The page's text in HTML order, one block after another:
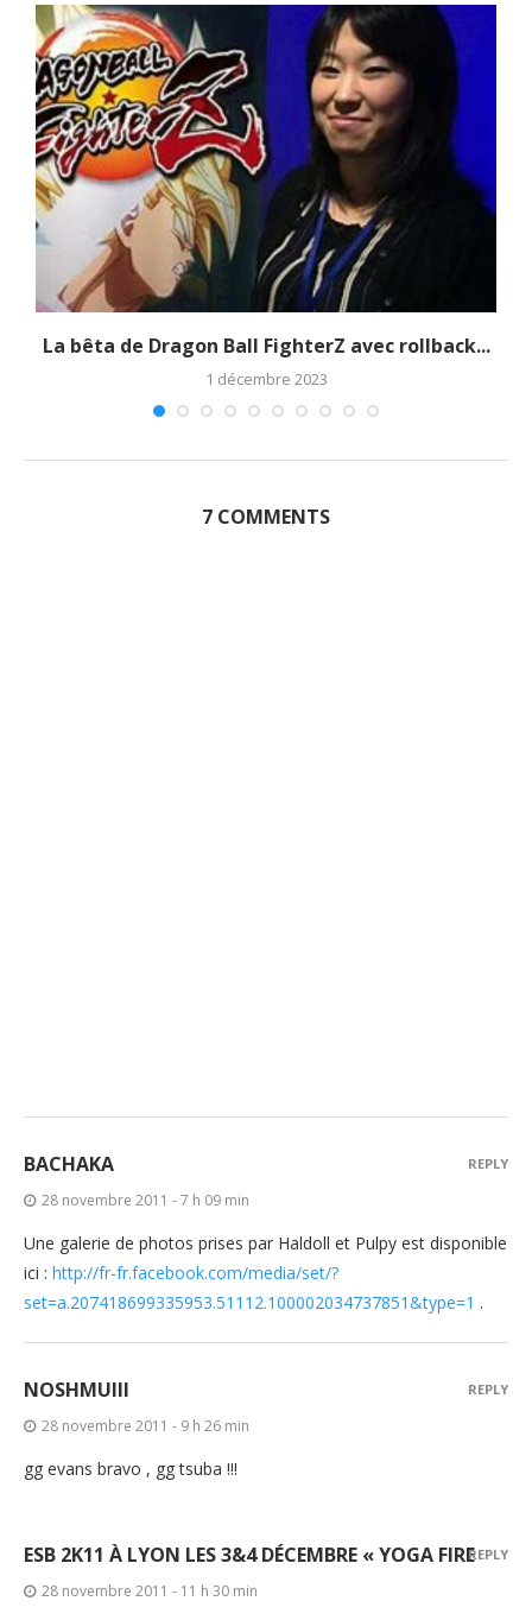
La bêta de Dragon Ball FighterZ avec rollback...
1 décembre 2023
7 COMMENTS
BACHAKA
28 novembre 2011 - 7 h 09 min
Une galerie de photos prises par Haldoll et Pulpy est disponible
ici : http://fr-fr.facebook.com/media/set/?
set=a.207418699335953.51112.100002034737851&type=1 .
REPLY
NOSHMUIII
28 novembre 2011 - 9 h 26 min
gg evans bravo , gg tsuba !!!
REPLY
ESB 2K11 À LYON LES 3&4 DÉCEMBRE « YOGA FIRE
28 novembre 2011 - 11 h 30 min
REPLY